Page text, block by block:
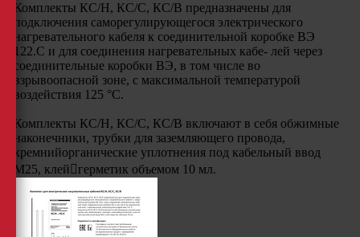
Комплекты КС/Н, КС/С, КС/В предназначены для
подключения саморегулирующегося электрического
нагревательного кабеля к соединительной коробке ВЭ
122.С и для соединения нагревательных кабе- лей через
соединительные коробки ВЭ, в том числе во
взрывоопасной зоне, с максимальной температурой
воздействия 125 °С.
Комплекты КС/Н, КС/С, КС/В включают в себя обжимные
наконечники, трубки для заземляющего провода,
кремнийорганические уплотнения под кабельный ввод
М25, клейгерметик объемом 10 мл.